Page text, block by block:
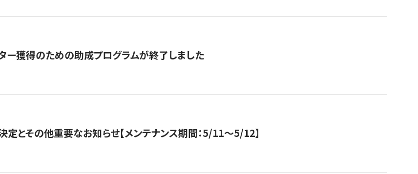
ー獲得のための助成プログラムが終了しました
定とその他重要なお知らせ【メンテナンス期間：5/11～5/12】